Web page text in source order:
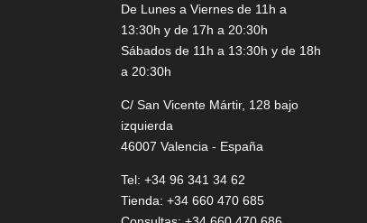
De Lunes a Viernes de 11h a
13:30h y de 17h a 20:30h
Sábados de 11h a 13:30h y de 18h
a 20:30h
C/ San Vicente Mártir, 128 bajo
izquierda
46007 Valencia - España
Tel: +34 96 341 34 62
Tienda: +34 660 470 685